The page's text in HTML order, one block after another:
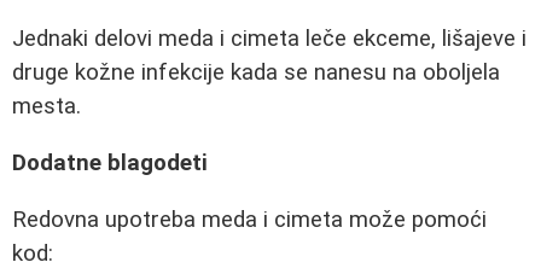
Jednaki delovi meda i cimeta leče ekceme, lišajeve i
druge kožne infekcije kada se nanesu na oboljela
mesta.
Dodatne blagodeti
Redovna upotreba meda i cimeta može pomoći
kod: